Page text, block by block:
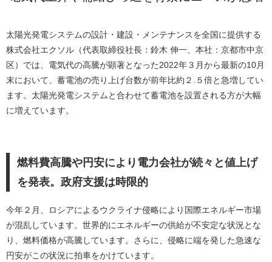
太陽光発電システムの設計・建設・メンテナンスを全国に提供する
株式会社エクソル（代表取締役社長：鈴木 伸一、本社：京都市中京
区）では、電気代の高騰が顕著となった2022年３月から最新の10月
末において、蓄電池の売り上げ台数が前年比約２ . ５倍と急増してい
ます。太陽光発電システムと合わせて蓄電池を設置される方が大幅
に増えています。
燃料費高騰や円安により電力会社が続々と値上げ
を発表。政府支援は時限的
今年２月、ロシアによるウクライナ侵略により国際エネルギー市場
が混乱しています。世界的にエネルギーの供給が不安定な状況とな
り、燃料価格が高騰しています。さらに、侵略に端を発した急速な
円安がこの状況に拍車をかけています。